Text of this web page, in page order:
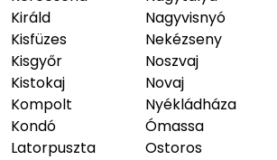
Királd
Kisfüzes
Kisgyőr
Kistokaj
Kompolt
Kondó
Latorpuszta
Nagyvisnyó
Nekézseny
Noszvaj
Novaj
Nyékládháza
Ómassa
Ostoros